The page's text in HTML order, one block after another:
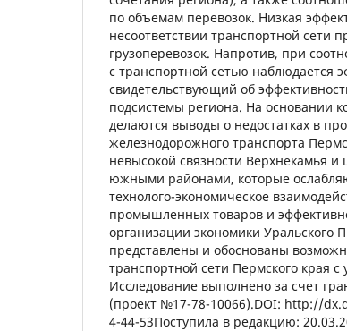
по объемам перевозок. Низкая
несоответствии транспортной сети
грузоперевозок. Напротив, при
с транспортной сетью наблюдается
свидетельствующий об
подсистемы региона. На основании
делаются выводы о недостатках в
железнодорожного транспорта
невысокой связности Верхнекамья и
южными районами, которые
технолого-экономическое
промышленных товаров и
организации экономики Уральского
представлены и обоснованы
транспортной сети Пермского края
Исследование выполнено за счет
(проект №17-78-10066).DOI: http://
4-44-53Поступила в редакцию: